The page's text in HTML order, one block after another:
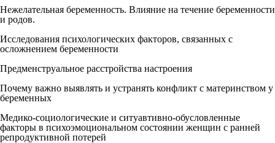
Нежелательная беременность. Влияние на течение беременности
и родов.
Исследования психологических факторов, связанных с
осложнением беременности
Предменструальное расстройства настроения
Почему важно выявлять и устранять конфликт с материнством у
беременных
Медико-социологические и ситуавтивно-обусловленные
факторы в психоэмоциональном состоянии женщин с ранней
репродуктивной потерей